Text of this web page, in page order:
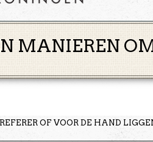
MANIEREN
OF VOOR DE HAND